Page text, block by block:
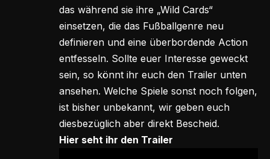
das während sie ihre „Wild Cards“
einsetzen, die das Fußballgenre neu
definieren und eine überbordende Action
entfesseln. Sollte euer Interesse geweckt
sein, so könnt ihr euch den Trailer unten
ansehen. Welche Spiele sonst noch folgen,
ist bisher unbekannt, wir geben euch
diesbezüglich aber direkt Bescheid.
Hier seht ihr den Trailer